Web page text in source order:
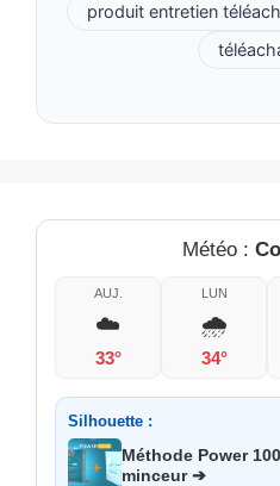
produit entretien
Météo :
AUJ.
☁️
33°
LUN
🌧️
34°
Silhouette :
Méthode Power
minceur ➔